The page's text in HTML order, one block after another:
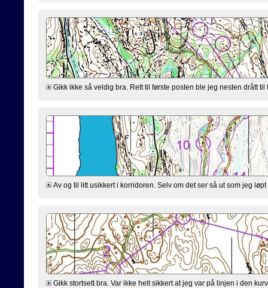
Gikk ikke så veldig bra. Rett til første posten ble jeg nesten drått
Av og til litt usikkert i korridoren. Selv om det ser så ut som jeg
Gikk stortsett bra. Var ikke helt sikkert at jeg var på linjen i den